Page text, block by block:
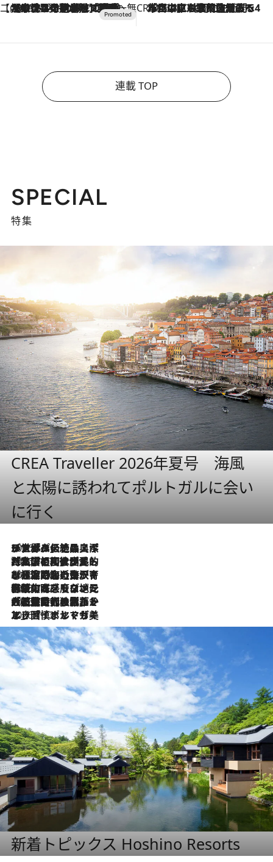
【CREA×星野リゾート】唯一無二。癒しと発見が待つ場所へ
2026.8.7
【トンボの足水浴】ヒノキの香りに包まれて涼感マックス！約13℃の湧水かけ流しを避暑地「星野温泉 トンボの湯」で体験 CREA'S CHOICE
2026.8.7
「立川にも歌舞伎があるんだよ」 片岡仁左衛門・市川中車ら豪華座組みで4年目の立川立飛歌舞伎へ
連載 TOP
SPECIAL
特集
CREA Traveller 2026年夏号 海風
と太陽に誘われてポルトガルに会い
に行く
2026.8.8
リスボンの絶品スイーツ「パステル・デ・ナタ」とは？ポルトガル伝統の奥深い世界へ
2026.7.27
「私の祖国はポルトガル語です」国民的詩人フェルナンド・ペソアと、彼が愛した文学の街を歩く
2026.7.26
ポルトガル近海が育む極上の海の幸。キリリと冷えた白ワインと愉しむ、シーフード専門店の贅沢
2026.7.22
伝統の味をモダンに昇華。高感度な地元客が集う、リスボンの最旬ガストロノミー
2026.7.21
大航海時代の栄華から、震災、独裁、そして革命へ。ポルトガル・首都リスボンの石畳に刻まれた「歴史の光と影」
2026.7.13
エッセイ・ヤマザキマリ「慎ましくも美しき国 ポルトガル」
新着トピックス Hoshino Resorts